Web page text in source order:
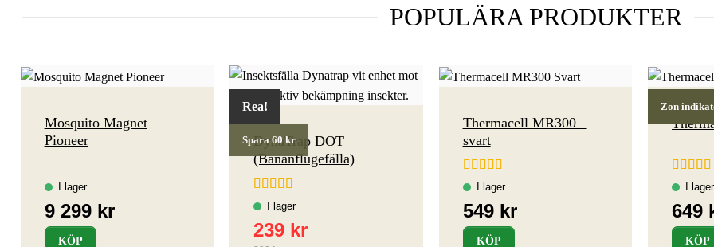
POPULÄRA PRODUKTER
Mosquito Magnet
Pioneer
KÖP
Rea!
Spara 60 kr
DynaTrap DOT
(Bananflugefälla)
Betygsatt
av 5
Thermacell MR300 –
svart
Betygsatt
KÖP
Zon
av 5
KÖP